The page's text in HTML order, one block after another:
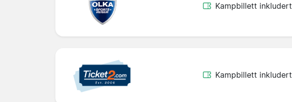
Kampbillett inkludert
Kampbillett inkludert